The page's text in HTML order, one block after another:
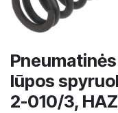
lūpos
2-010/3,